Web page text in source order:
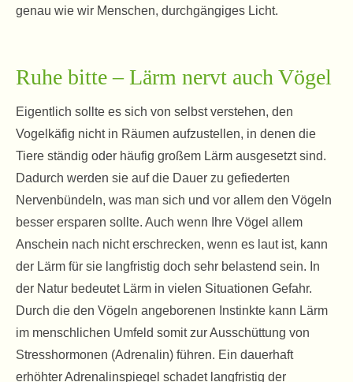
genau wie wir Menschen, durchgängiges Licht.
Ruhe bitte – Lärm nervt auch Vögel
Eigentlich sollte es sich von selbst verstehen, den
Vogelkäfig nicht in Räumen aufzustellen, in denen die
Tiere ständig oder häufig großem Lärm ausgesetzt sind.
Dadurch werden sie auf die Dauer zu gefiederten
Nervenbündeln, was man sich und vor allem den Vögeln
besser ersparen sollte. Auch wenn Ihre Vögel allem
Anschein nach nicht erschrecken, wenn es laut ist, kann
der Lärm für sie langfristig doch sehr belastend sein. In
der Natur bedeutet Lärm in vielen Situationen Gefahr.
Durch die den Vögeln angeborenen Instinkte kann Lärm
im menschlichen Umfeld somit zur Ausschüttung von
Stresshormonen (Adrenalin) führen. Ein dauerhaft
erhöhter Adrenalinspiegel schadet langfristig der